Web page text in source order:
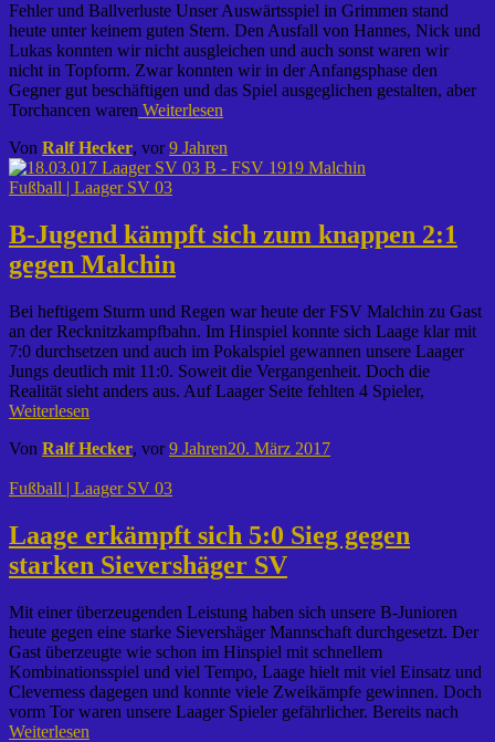
Fehler und Ballverluste Unser Auswärtsspiel in Grimmen stand
heute unter keinem guten Stern. Den Ausfall von Hannes, Nick und
Lukas konnten wir nicht ausgleichen und auch sonst waren wir
nicht in Topform. Zwar konnten wir in der Anfangsphase den
Gegner gut beschäftigen und das Spiel ausgeglichen gestalten, aber
Torchancen waren Weiterlesen
Von Ralf Hecker, vor9 Jahren
Fußball | Laager SV 03
B-Jugend kämpft sich zum knappen 2:1
gegen Malchin
Bei heftigem Sturm und Regen war heute der FSV Malchin zu Gast
an der Recknitzkampfbahn. Im Hinspiel konnte sich Laage klar mit
7:0 durchsetzen und auch im Pokalspiel gewannen unsere Laager
Jungs deutlich mit 11:0. Soweit die Vergangenheit. Doch die
Realität sieht anders aus. Auf Laager Seite fehlten 4 Spieler,
Weiterlesen
Von Ralf Hecker, vor9 Jahren20. März 2017
Fußball | Laager SV 03
Laage erkämpft sich 5:0 Sieg gegen
starken Sievershäger SV
Mit einer überzeugenden Leistung haben sich unsere B-Junioren
heute gegen eine starke Sievershäger Mannschaft durchgesetzt. Der
Gast überzeugte wie schon im Hinspiel mit schnellem
Kombinationsspiel und viel Tempo, Laage hielt mit viel Einsatz und
Cleverness dagegen und konnte viele Zweikämpfe gewinnen. Doch
vorm Tor waren unsere Laager Spieler gefährlicher. Bereits nach
Weiterlesen